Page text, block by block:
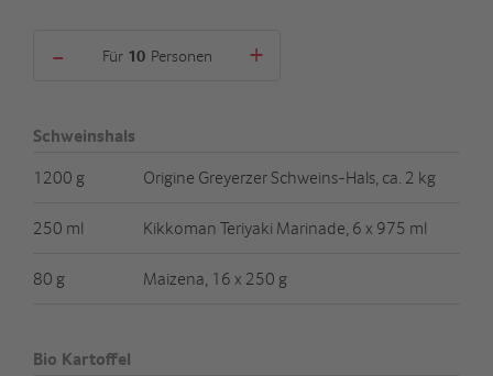
- Für Personen +
Schweinshals
1200 g
Origine Greyerzer Schweins-Hals, ca. 2 kg
250 ml Kikkoman Teriyaki Marinade, 6 x 975 ml
80 g Maizena, 16 x 250 g
Bio Kartoffel